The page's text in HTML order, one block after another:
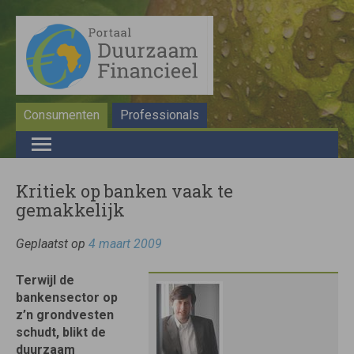
Consumenten Professionals
Kritiek op banken vaak te
gemakkelijk
Geplaatst op 4 maart 2009
Terwijl de
bankensector op
z’n grondvesten
schudt, blikt de
duurzaam